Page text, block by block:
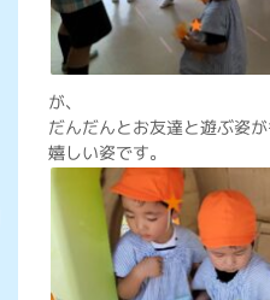
が、
だんだんとお友達と遊ぶ姿が
嬉しい姿です。